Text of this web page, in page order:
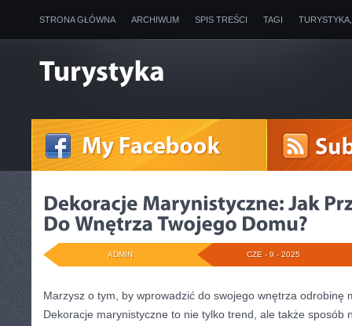
STRONA GŁÓWNA ARCHIWUM SPIS TREŚCI TAGI
CZE - 9 - 2025
ADMIN
Marzysz o tym, by wprowadzić do swojego wnętrza odrobinę
Dekoracje marynistyczne to nie tylko trend, ale także sposób